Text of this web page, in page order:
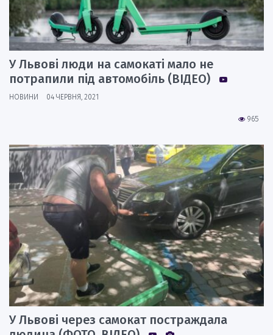
У Львові люди на самокаті мало не
потрапили під автомобіль (ВІДЕО)
НОВИНИ 04 ЧЕРВНЯ, 2021
965
У Львові через самокат постраждала